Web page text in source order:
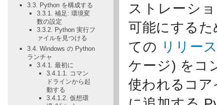
ストレーシ
可能にする
ての リリー
ケージ) をコ
使われるコ
3.3. Python を構成する
3.3.1. 補足: 環境変
数の設定
3.3.2. Python 実行フ
ァイルを見つける
3.4. Windows の Python
ランチャ
3.4.1. 最初に
3.4.1.1. コマン
ドラインから起
動する
3.4.1.2. 仮想環